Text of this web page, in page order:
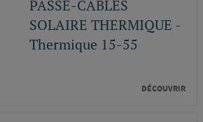
PASSE-CABLES
SOLAIRE THERMIQUE -
Thermique 15-55
DÉCOUVRIR